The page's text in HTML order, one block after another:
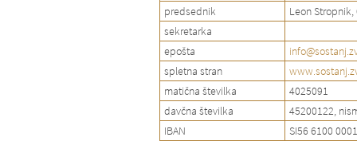
predsednik
Leon
sekretarka
epošta
spletna stran
matična številka
4025091
davčna številka
45200122,
IBAN
SI56 6100